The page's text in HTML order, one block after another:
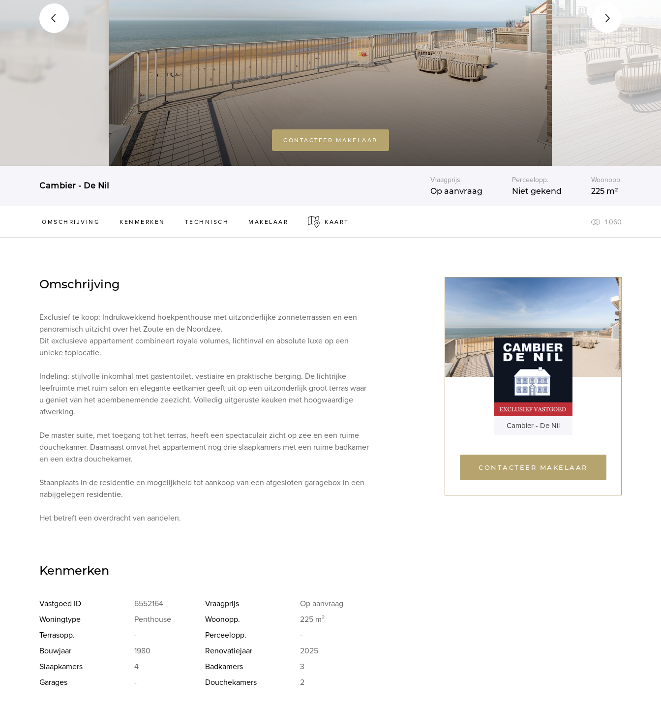
CONTACTEER MAKELAAR
Cambier - De Nil
Vraagprijs
Op aanvraag
Perceelopp.
Niet gekend
Woonopp.
225 m²
OMSCHRIJVING KENMERKEN TECHNISCH MAKELAAR KAART 1.060
Omschrijving
Exclusief te koop: Indrukwekkend hoekpenthouse met uitzonderlijke zonneterrassen en een
panoramisch uitzicht over het Zoute en de Noordzee.
Dit exclusieve appartement combineert royale volumes, lichtinval en absolute luxe op een
unieke toplocatie.
Indeling: stijlvolle inkomhal met gastentoilet, vestiaire en praktische berging. De lichtrijke
leefruimte met ruim salon en elegante eetkamer geeft uit op een uitzonderlijk groot terras waar
u geniet van het adembenemende zeezicht. Volledig uitgeruste keuken met hoogwaardige
afwerking.
De master suite, met toegang tot het terras, heeft een spectaculair zicht op zee en een ruime
douchekamer. Daarnaast omvat het appartement nog drie slaapkamers met een ruime badkamer
en een extra douchekamer.
Staanplaats in de residentie en mogelijkheid tot aankoop van een afgesloten garagebox in een
nabijgelegen residentie.
Het betreft een overdracht van aandelen.
Kenmerken
Vastgoed ID 6552164 Vraagprijs
Op aanvraag
Woningtype
Penthouse Woonopp.
225 m²
Terrasopp.
- Perceelopp.
-
Bouwjaar
1980 Renovatiejaar
2025
Slaapkamers
4 Badkamers
3
Garages
- Douchekamers 2
Cambier - De Nil
CONTACTEER MAKELAAR